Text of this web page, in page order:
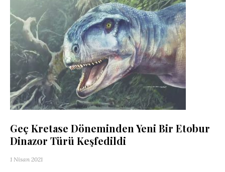
Geç Kretase Döneminden Yeni Bir Etobur
Dinazor Türü Keşfedildi
1 Nisan 2021